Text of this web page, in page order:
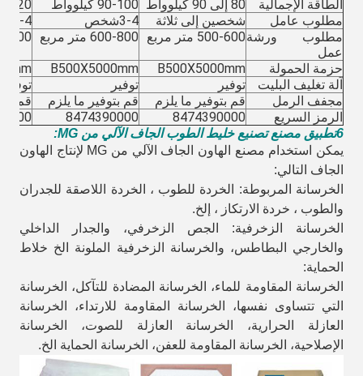
الطاقة الإجمالية 80 إلى 90 كيلوواط 90-100 كيلوواط
100-120
مطلوب عامل
شخصين إلى ثلاثة 3-4شخص
3-4 أشخاص
مطلوب ورشة
عمل
500-600 متر مربع 600-800 متر مربع 800-1000
حزمة الحمولة B500X5000mm
B500X5000mm
آلة تغليف البليت
توفير توفير
توفير
مجفف الرمل
قم بتوفير ما يلزم قم بتوفير ما يلزم
قم
الرمز السريع
8474390000
8474390000
6تطبيق مصنع تصنيع خليط الطوب الجاف الآلي من MG:
يمكن استخدام مصنع الهاون الجاف الآلي من MG لإنتاج الهاون
الجاف التالي:
الخرسانة المربوطة: الخردة للطوب ، الخردة اللاصقة للجدران
والطوب ، خردة الارتكاز ، إلخ.
الخرسانة الزخرفية: الجص الزخرفي، والجدار الداخلي
والخارجي البطاطس، والخرسانة الزخرفية الملونة الخ خلاط
الحماية:
الخرسانة المقاومة للماء، الخرسانة المضادة للتآكل، الخرسانة
التي تتساوى نفسها، الخرسانة المقاومة للارتداء، الخرسانة
العازلة الحرارية، الخرسانة العازلة للصوت، الخرسانة
الإصلاحية، الخرسانة المقاومة للعفن، الخرسانة الحماية الخ.